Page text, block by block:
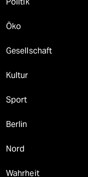
Öko
Gesellschaft
Kultur
Sport
Berlin
Nord
Wahrheit